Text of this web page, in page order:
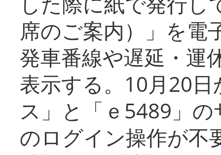
席のご案内）」を電
発車番線や遅延・運
表示する。10月20
ス」と「ｅ5489」
のログイン操作が不